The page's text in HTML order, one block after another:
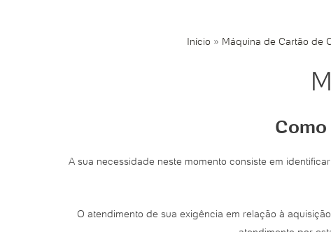
Início » Máquina de Cartão de
A sua necessidade neste momento consiste em
O atendimento de sua exigência em relação à